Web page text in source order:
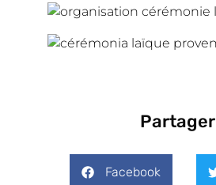
Partager
Facebook